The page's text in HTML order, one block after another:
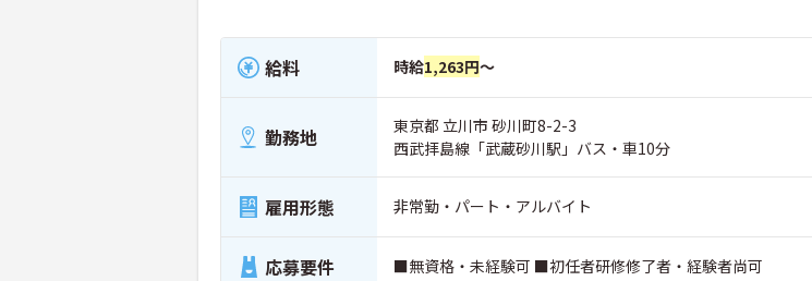
給料 時給1,263円～
勤務地
東京都 立川市 砂川町8-2-3
西武拝島線「武蔵砂川駅」バス・車10分
雇用形態 非常勤・パート・アルバイト
応募要件 ■無資格・未経験可 ■初任者研修修了者・経験者尚可